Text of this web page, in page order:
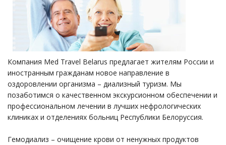
Компания Med Travel Belarus предлагает жителям России и
иностранным гражданам новое направление в
оздоровлении организма – диализный туризм. Мы
позаботимся о качественном экскурсионном обеспечении и
профессиональном лечении в лучших нефрологических
клиниках и отделениях больниц Республики Белоруссия.
Гемодиализ – очищение крови от ненужных продуктов